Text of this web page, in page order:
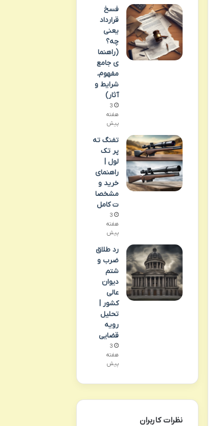
فسخ
قرارداد
یعنی
چه؟
(راهنما
ی جامع
مفهوم،
شرایط و
آثار)
3
هفته
پیش
تفنگ ته
پر تک
لول |
راهنمای
خرید و
مشخصا
ت کامل
3
هفته
پیش
رد طلاق
ضرب و
شتم
دیوان
عالی
کشور |
تحلیل
رویه
قضایی
3
هفته
پیش
نظرات کاربران